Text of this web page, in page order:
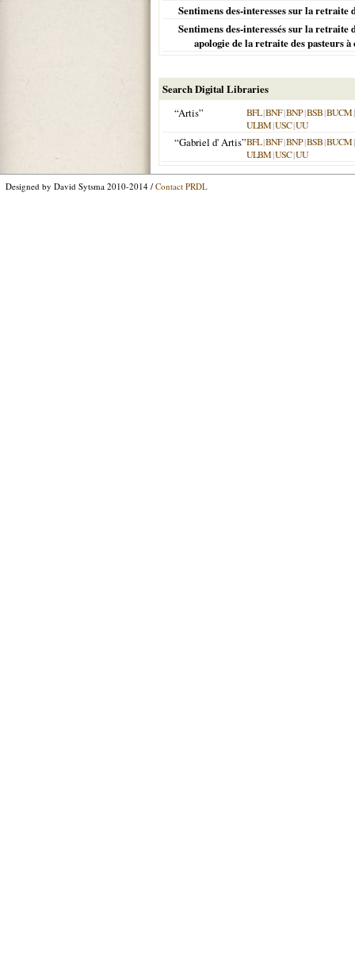
Sentimens des-interesses sur la retraite
Sentimens des-interessés sur la
apologie de la retraite des pasteurs
Search Digital Libraries
“Artis”
BFL|BNF|BNP|BSB|BUCM|
ULBM|USC|UU
“Gabriel d' Artis”BFL|BNF|BNP|BSB|BUCM|
ULBM|USC|UU
Designed by David Sytsma 2010-2014 / Contact PRDL